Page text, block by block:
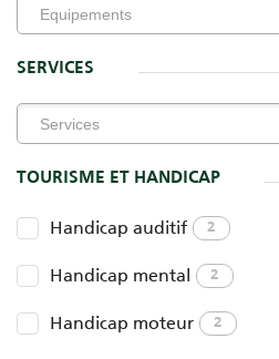
SERVICES
TOURISME ET HANDICAP
Handicap auditif 2
Handicap mental 2
Handicap moteur 2